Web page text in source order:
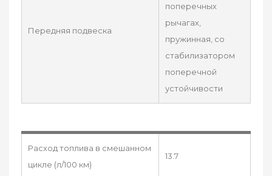
Передняя подвеска
поперечных
рычагах,
пружинная, со
стабилизатором
поперечной
устойчивости
Расход топлива в смешанном
цикле (л/100 км)
13.7